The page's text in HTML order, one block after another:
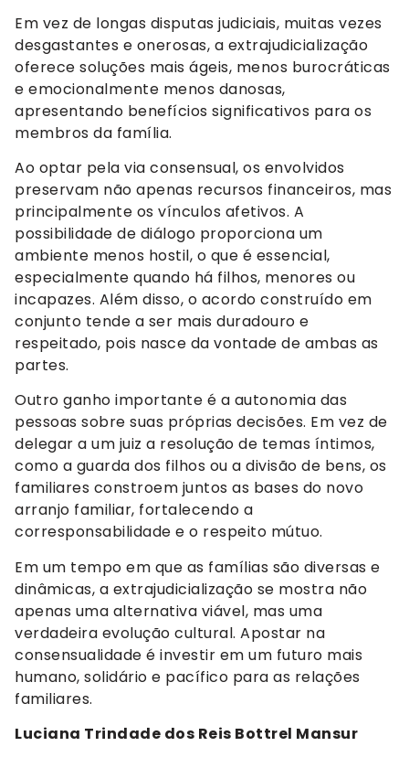
Em vez de longas disputas judiciais, muitas vezes
desgastantes e onerosas, a extrajudicialização
oferece soluções mais ágeis, menos burocráticas
e emocionalmente menos danosas,
apresentando benefícios significativos para os
membros da família.
Ao optar pela via consensual, os envolvidos
preservam não apenas recursos financeiros, mas
principalmente os vínculos afetivos. A
possibilidade de diálogo proporciona um
ambiente menos hostil, o que é essencial,
especialmente quando há filhos, menores ou
incapazes. Além disso, o acordo construído em
conjunto tende a ser mais duradouro e
respeitado, pois nasce da vontade de ambas as
partes.
Outro ganho importante é a autonomia das
pessoas sobre suas próprias decisões. Em vez de
delegar a um juiz a resolução de temas íntimos,
como a guarda dos filhos ou a divisão de bens, os
familiares constroem juntos as bases do novo
arranjo familiar, fortalecendo a
corresponsabilidade e o respeito mútuo.
Em um tempo em que as famílias são diversas e
dinâmicas, a extrajudicialização se mostra não
apenas uma alternativa viável, mas uma
verdadeira evolução cultural. Apostar na
consensualidade é investir em um futuro mais
humano, solidário e pacífico para as relações
familiares.
Luciana Trindade dos Reis Bottrel Mansur